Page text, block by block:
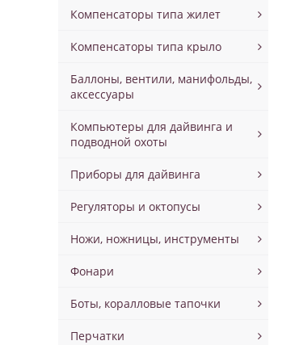
Компенсаторы типа жилет
Компенсаторы типа крыло
Баллоны, вентили, манифольды,
аксессуары
Компьютеры для дайвинга и
подводной охоты
Приборы для дайвинга
Регуляторы и октопусы
Ножи, ножницы, инструменты
Фонари
Боты, коралловые тапочки
Перчатки